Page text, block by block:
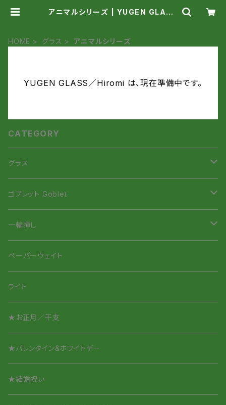
アニマルシリーズ | YUGEN GLASS
HOME グラス アニマルシリーズ
YUGEN GLASS／Hiromi は、現在準備中です。
CATEGORY
グラス
虹色Smile Glass
虹色Smileタンブラー
Smile Glass タンブラー
Smile Glass／取って付き
アニマルシリーズ
酒盃／ぐいのみ
オリジナル名入れ
ゴブレット Goblet
招き猫ゴブレット
一輪挿し
Smileちゃんシリーズ
アニマルシリーズ
ペーパーウェイト
ライト
★お正月／干支
★バレンタイン&ホワイトデー
★結婚祝い